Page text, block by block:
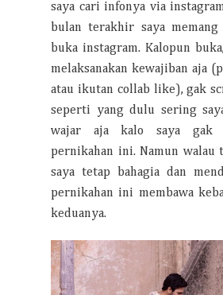
saya cari infonya via
bulan terakhir saya
buka instagram. Kalopun
melaksanakan kewajiban aja
atau ikutan collab like), gak
seperti yang dulu sering
wajar aja kalo saya gak
pernikahan ini. Namun walau
saya tetap bahagia dan
pernikahan ini membawa
keduanya.